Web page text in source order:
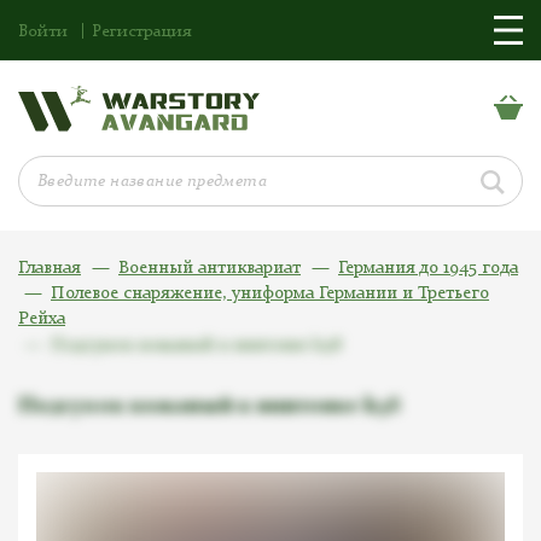
Войти Регистрация
Главная Военный антиквариат
Германия до 1945 года
Полевое снаряжение, униформа Германии и Третьего
Рейха
Подсумок кожаный к винтовке k98